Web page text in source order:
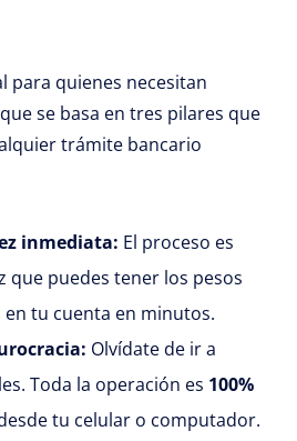
para quienes necesitan
se basa en tres pilares que
trámite bancario
inmediata: El proceso es
que puedes tener los pesos
en tu cuenta en minutos.
Olvídate de ir a
Toda la operación es 100%
tu celular o computador.